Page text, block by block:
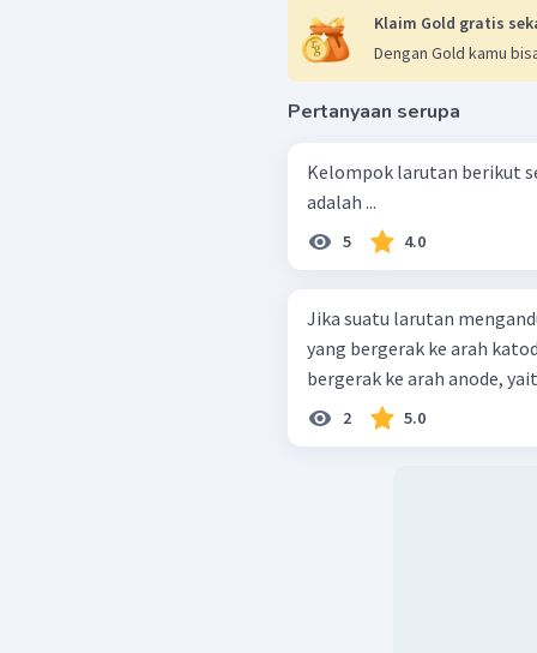
Klaim Gold gratis
Dengan Gold kamu
Pertanyaan serupa
Kelompok larutan berikut
adalah ...
5 4.0
Jika suatu larutan
yang bergerak ke arah
bergerak ke arah anode,
2 5.0